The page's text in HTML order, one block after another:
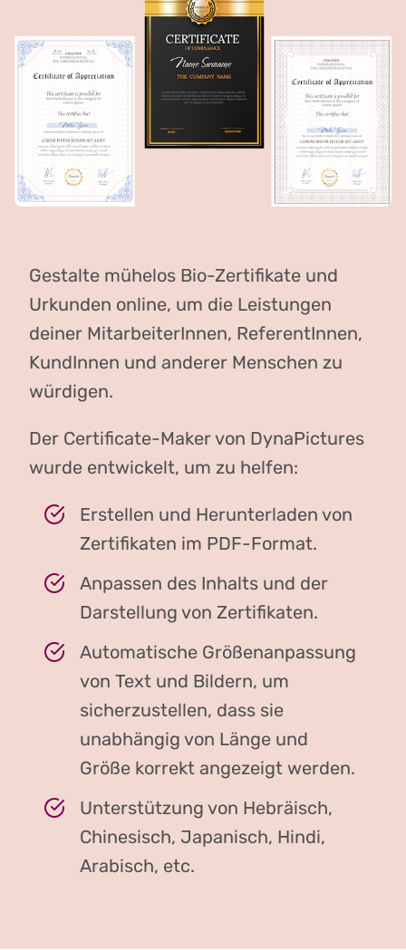
Gestalte mühelos Bio-Zertifikate und
Urkunden online, um die Leistungen
deiner MitarbeiterInnen, ReferentInnen,
KundInnen und anderer Menschen zu
würdigen.
Der Certificate-Maker von DynaPictures
wurde entwickelt, um zu helfen:
Erstellen und Herunterladen von
Zertifikaten im PDF-Format.
Anpassen des Inhalts und der
Darstellung von Zertifikaten.
Automatische Größenanpassung
von Text und Bildern, um
sicherzustellen, dass sie
unabhängig von Länge und
Größe korrekt angezeigt werden.
Unterstützung von Hebräisch,
Chinesisch, Japanisch, Hindi,
Arabisch, etc.